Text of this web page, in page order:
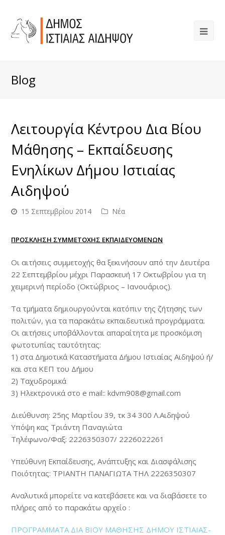
Blog
Λειτουργία Κέντρου Δια Βίου
Μάθησης – Εκπαίδευσης
Ενηλίκων Δήμου Ιστιαίας
Αιδηψού
15 Σεπτεμβρίου 2014 Νέα
ΠΡΟΣΚΛΗΣΗ ΣΥΜΜΕΤΟΧΗΣ ΕΚΠΑΙΔΕΥΟΜΕΝΩΝ
Οι αιτήσεις συμμετοχής θα ξεκινήσουν από την Δευτέρα
22 Σεπτεμβρίου μέχρι Παρασκευή 17 Οκτωβρίου για τη
χειμερινή περίοδο (Οκτώβριος – Ιανουάριος).
Τα τμήματα δημιουργούνται κατόπιν της ζήτησης των
πολιτών, για τα παρακάτω εκπαιδευτικά προγράμματα.
Οι αιτήσεις υποβάλλονται απαραίτητα με προσκόμιση
φωτοτυπίας ταυτότητας:
1) στα Δημοτικά Καταστήματα Δήμου Ιστιαίας Αιδηψού ή/
και στα ΚΕΠ του Δήμου
2) Ταχυδρομικά
3) Ηλεκτρονικά στο e mail:: kdvm908@gmail.com
Διεύθυνση: 25ης Μαρτίου 39, τκ 34 300 Λ.Αιδηψού
Υπόψη κας Τριάντη Παναγιώτα
Τηλέφωνο/Φαξ: 2226350307/ 2226022261
Υπεύθυνη Εκπαίδευσης, Ανάπτυξης και Διασφάλισης
Ποιότητας: ΤΡΙΑΝΤΗ ΠΑΝΑΓΙΩΤΑ ΤΗΛ 2226350307
Αναλυτικά μπορείτε να κατεβάσετε και να διαβάσετε το
πλήρες από το παρακάτω αρχείο :
ΠΡΟΓΡΑΜΜΑΤΑ ΔΙΑ ΒΙΟΥ ΜΑΘΗΣΗΣ ΔΗΜΟΥ ΙΣΤΙΑΙΑΣ-